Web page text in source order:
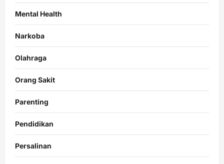
Mental Health
Narkoba
Olahraga
Orang Sakit
Parenting
Pendidikan
Persalinan